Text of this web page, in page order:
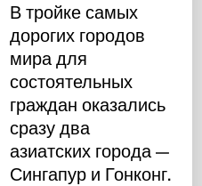
В тройке самых
дорогих городов
мира для
состоятельных
граждан оказались
сразу два
азиатских города —
Сингапур и Гонконг.